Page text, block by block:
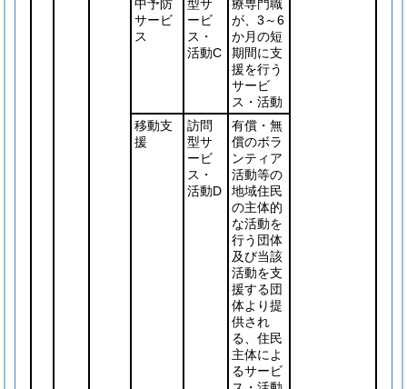
中予防
サービ
ス
型サ
ービ
ス・
活動C
療専門職
が、3～6
か月の短
期間に支
援を行う
サービ
ス・活動
移動支
援
訪問
型サ
ービ
ス・
活動D
有償・無
償のボラ
ンティア
活動等の
地域住民
の主体的
な活動を
行う団体
及び当該
活動を支
援する団
体より提
供され
る、住民
主体によ
るサービ